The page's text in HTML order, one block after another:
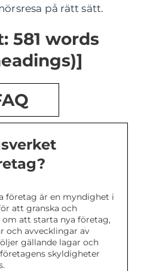
på rätt sätt.
581 words
företag är en myndighet i
att granska och
att starta nya företag,
och avvecklingar av
gällande lagar och
skyldigheter